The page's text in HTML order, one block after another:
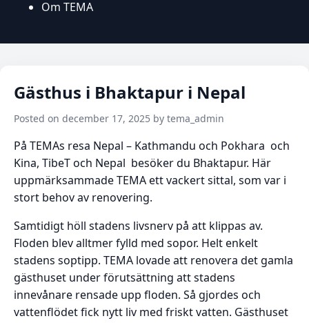
Om TEMA
Gästhus i Bhaktapur i Nepal
Posted on december 17, 2025 by tema_admin
På TEMAs resa Nepal – Kathmandu och Pokhara och
Kina, TibeT och Nepal besöker du Bhaktapur. Här
uppmärksammade TEMA ett vackert sittal, som var i
stort behov av renovering.
Samtidigt höll stadens livsnerv på att klippas av.
Floden blev alltmer fylld med sopor. Helt enkelt
stadens soptipp. TEMA lovade att renovera det gamla
gästhuset under förutsättning att stadens
innevånare rensade upp floden. Så gjordes och
vattenflödet fick nytt liv med friskt vatten. Gästhuset